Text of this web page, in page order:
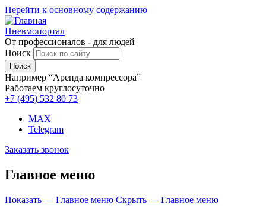
Перейти к основному содержанию
Пневмопортал
От профессионалов - для людей
Поиск
Например “Аренда компрессора”
Работаем круглосуточно
+7 (495) 532 80 73
MAX
Telegram
Заказать звонок
Главное меню
Показать — Главное меню Скрыть — Главное меню